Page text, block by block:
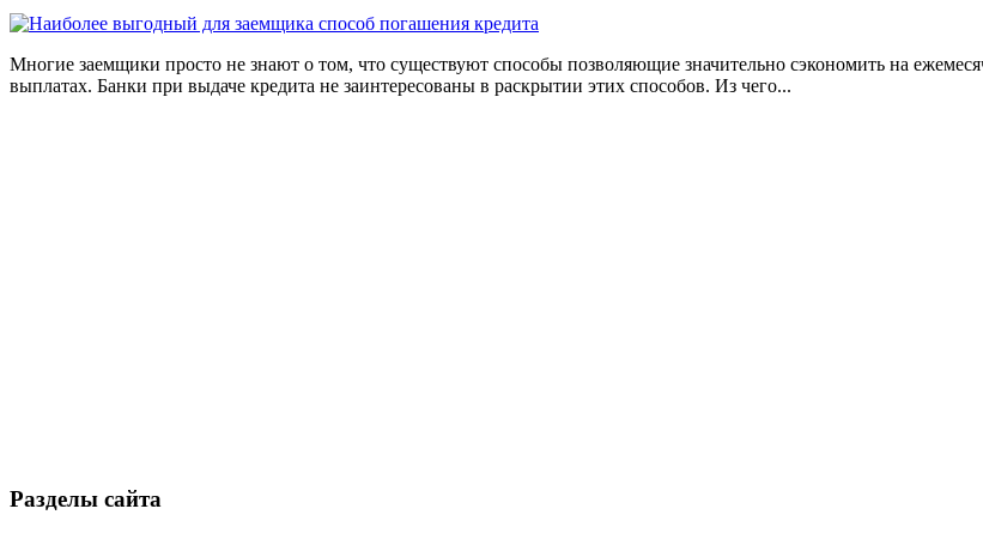
Многие заемщики просто не знают о том, что существуют способы позволяющие значительно сэкономить на
выплатах. Банки при выдаче кредита не заинтересованы в раскрытии этих способов. Из чего...
Разделы сайта